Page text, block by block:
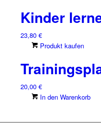
Kinder
23,80 €
Produkt kaufen
20,00 €
In den Warenkorb